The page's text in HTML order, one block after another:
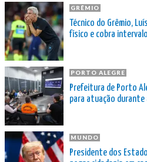
GRÊMIO
Técnico do Grêmio,
físico e cobra
PORTO ALEGRE
Prefeitura de Porto
para atuação durante
MUNDO
Presidente dos